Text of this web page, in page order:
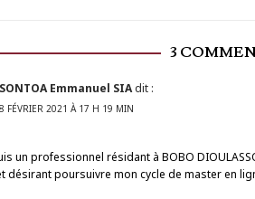
3
SONTOA Emmanuel SIAdit :
8 FÉVRIER 2021 À 17 H 19 MIN
un professionnel résidant à BOBO
désirant poursuivre mon cycle de master en